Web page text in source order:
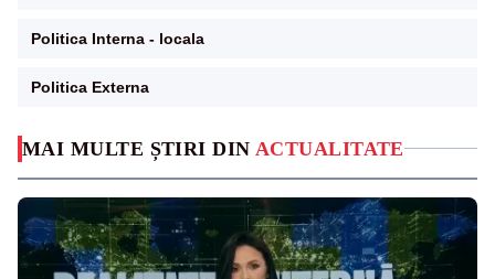
MAI MULTE ȘTIRI DIN ACTUALITATE
Politica Interna - locala
Politica Externa